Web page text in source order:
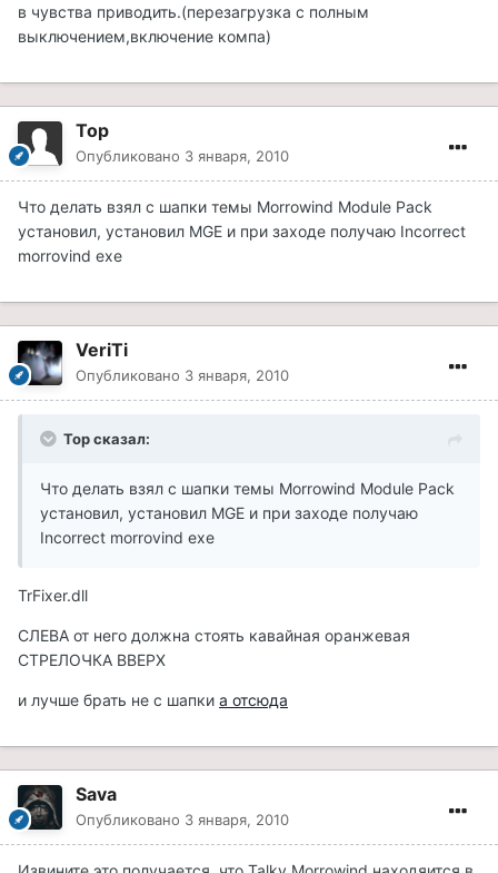
в чувства приводить.(перезагрузка с полным
выключением,включение компа)
Top
Опубликовано 3 января, 2010
Что делать взял с шапки темы Morrowind Module Pack
установил, установил MGE и при заходе получаю Incorrect
morrovind exe
VeriTi
Опубликовано 3 января, 2010
Top сказал:
Что делать взял с шапки темы Morrowind Module Pack
установил, установил MGE и при заходе получаю
Incorrect morrovind exe
TrFixer.dll
СЛЕВА от него должна стоять кавайная оранжевая
СТРЕЛОЧКА ВВЕРХ
и лучше брать не с шапки а отсюда
Sava
Опубликовано 3 января, 2010